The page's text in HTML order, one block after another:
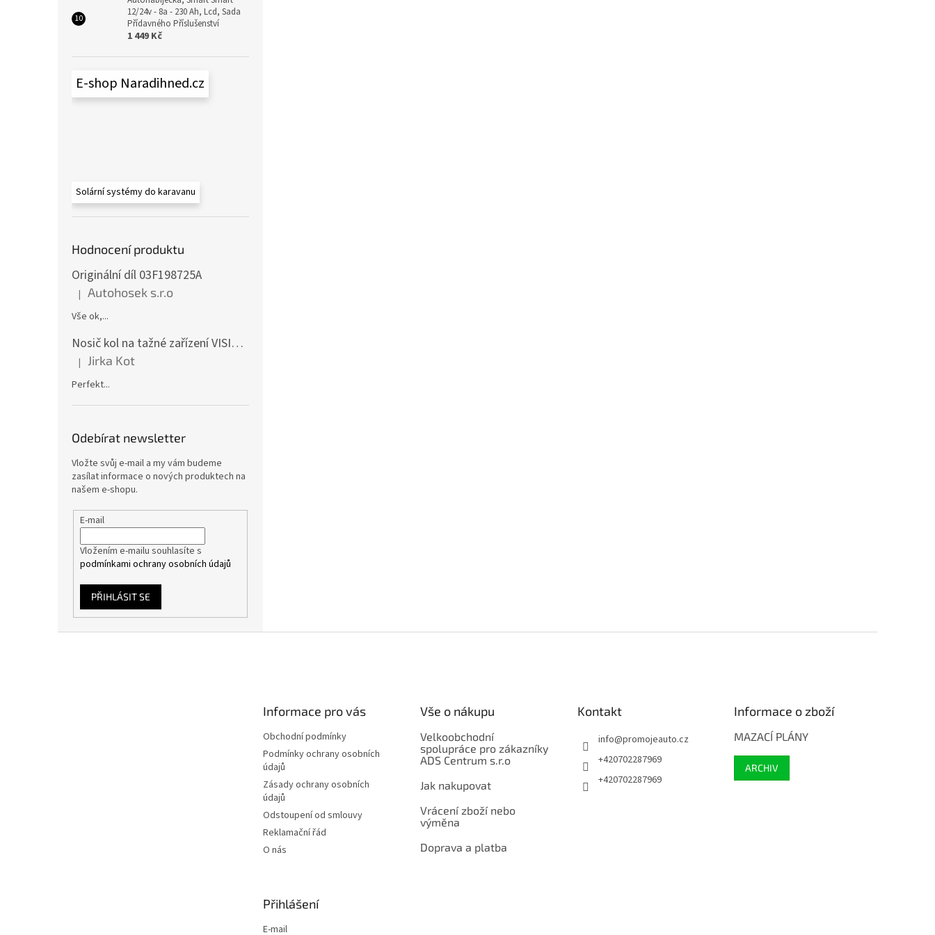
12/24v - 8a - 230 Ah, Lcd, Sada
Přídavného Příslušenství
1 449 Kč
E-shop Naradihned.cz
Solární systémy do karavanu
Hodnocení produktu
Originální díl 03F198725A
Hodnocení produktu je 5 z 5 hvězdiček.
| Autohosek s.r.o
Vše ok,...
Nosič kol na tažné zařízení VISION 4 - pro 4 kola CF19591-4EFA
Hodnocení produktu je 5 z 5 hvězdiček.
| Jirka Kot
Perfekt...
Odebírat newsletter
Vložte svůj e-mail a my vám budeme
zasílat informace o nových produktech na
našem e-shopu.
E-mail
Vložením e-mailu souhlasíte s
podmínkami ochrany osobních údajů
PŘIHLÁSIT SE
Informace pro vás
Obchodní podmínky
Podmínky ochrany osobních
údajů
Zásady ochrany osobních
údajů
Odstoupení od smlouvy
Reklamační řád
O nás
Vše o nákupu
Velkoobchodní
spolupráce pro zákazníky
ADS Centrum s.r.o
Jak nakupovat
Vrácení zboží nebo
výměna
Doprava a platba
Kontakt
info@promojeauto.cz
+420702287969
+420702287969
Informace o zboží
MAZACÍ PLÁNY
ARCHIV
Přihlášení
E-mail